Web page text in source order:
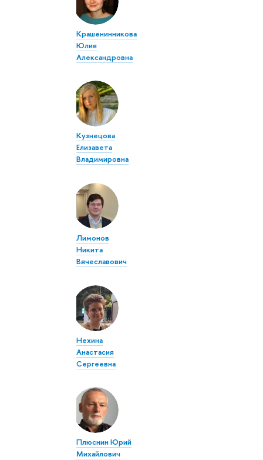
Крашенинникова
Юлия
Александровна
Кузнецова
Елизавета
Владимировна
Лимонов
Никита
Вячеславович
Нехина
Анастасия
Сергеевна
Плюснин Юрий
Михайлович